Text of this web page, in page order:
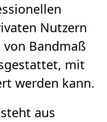
Nutzern
Bandmaß
mit
werden kann.
aus